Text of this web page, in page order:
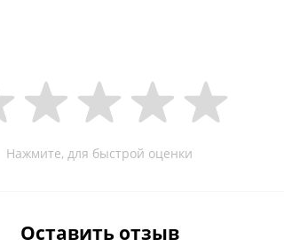
Нажмите, для быстрой оценки
Оставить отзыв